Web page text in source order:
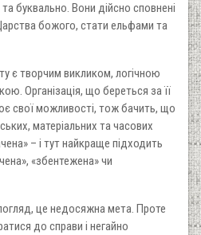
буквально. Вони дійсно сповнені
божого, стати ельфами та
є творчим викликом, логічною
Організація, що береться за її
свої можливості, тож бачить, що
матеріальних та часових
– і тут найкраще підходить
«збентежена» чи
це недосяжна мета. Проте
до справи і негайно